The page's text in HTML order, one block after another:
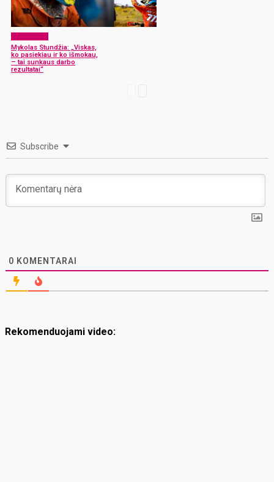
Mykolas Stundžia: „Viskas,
ko pasiekiau ir ko išmokau,
– tai sunkaus darbo
rezultatai“
Subscribe
0 KOMENTARAI
Rekomenduojami video: